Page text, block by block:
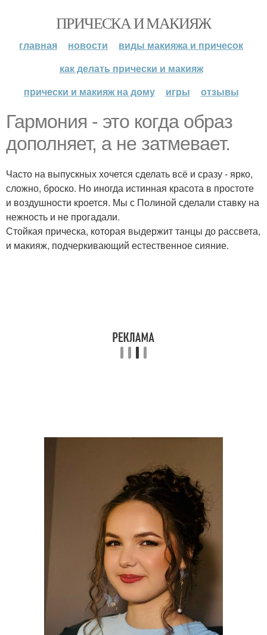
ПРИЧЕСКА И МАКИЯЖ
главная новости
виды макияжа и причесок
как делать прически и макияж
прически и макияж на дому
игры отзывы
Гармония - это когда образ
дополняет, а не затмевает.
Часто на выпускных хочется сделать всё и сразу - ярко,
сложно, броско. Но иногда истинная красота в простоте
и воздушности кроется. Мы с Полиной сделали ставку на
нежность и не прогадали.
Стойкая прическа, которая выдержит танцы до рассвета,
и макияж, подчеркивающий естественное сияние.